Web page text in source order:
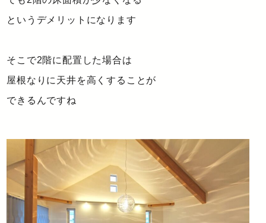
というデメリットになります
そこで2階に配置した場合は
屋根なりに天井を高くすることが
できるんですね